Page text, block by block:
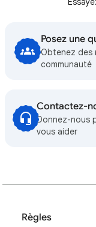
Posez une
Obtenez des
communauté
Contactez-
Donnez-nous
vous aider
Règles